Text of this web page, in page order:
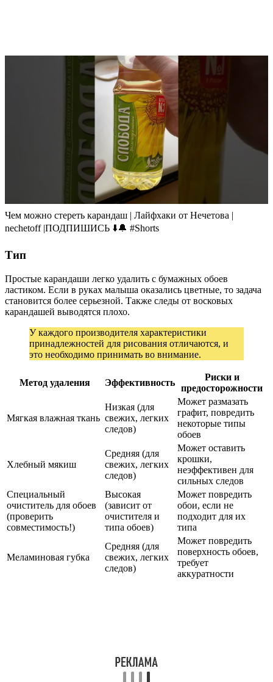
Чем можно стереть карандаш | Лайфхаки от Нечетова |
nechetoff |ПОДПИШИСЬ ⬇️🔔 #Shorts
Тип
Простые карандаши легко удалить с бумажных обоев
ластиком. Если в руках малыша оказались цветные, то задача
становится более серьезной. Также следы от восковых
карандашей выводятся плохо.
У каждого производителя характеристики
принадлежностей для рисования отличаются, и
это необходимо принимать во внимание.
Метод удаления Эффективность
Риски и
предосторожности
Мягкая влажная ткань
Низкая (для
свежих, легких
следов)
Может размазать
графит, повредить
некоторые типы
обоев
Хлебный мякиш
Средняя (для
свежих, легких
следов)
Может оставить
крошки,
неэффективен для
сильных следов
Специальный
очиститель для обоев
(проверить
совместимость!)
Высокая
(зависит от
очистителя и
типа обоев)
Может повредить
обои, если не
подходит для их
типа
Меламиновая губка
Средняя (для
свежих, легких
следов)
Может повредить
поверхность обоев,
требует
аккуратности